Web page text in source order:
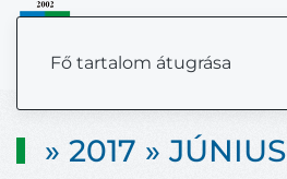
Fő tartalom átugrása
» 2017 » JÚNIUS